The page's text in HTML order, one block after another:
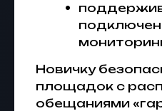
Новичку
площадок с
обещаниями